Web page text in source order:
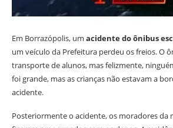
Em Borrazópolis, um acidente do ônibus
um veículo da Prefeitura perdeu os freios. O
transporte de alunos, mas felizmente,
foi grande, mas as crianças não estavam a
acidente.
Posteriormente o acidente, os moradores da